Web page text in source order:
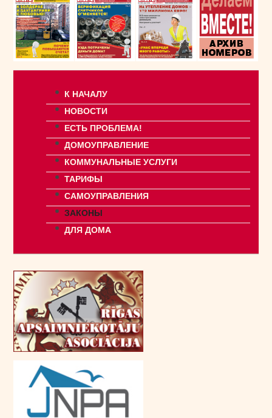
К НАЧАЛУ
НОВОСТИ
ЕСТЬ ПРОБЛЕМА!
ДОМОУПРАВЛЕНИЕ
КОММУНАЛЬНЫЕ УСЛУГИ
ТАРИФЫ
САМОУПРАВЛЕНИЯ
ЗАКОНЫ
ДЛЯ ДОМА